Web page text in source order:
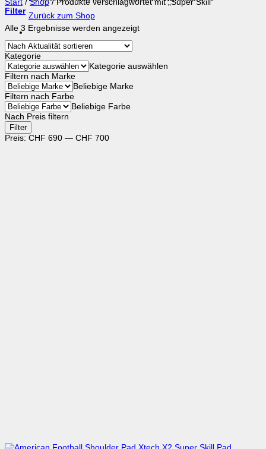
Zurück zum Shop
Start / Shop /Produkte verschlagwortet mit „Super Skill“
Filter
Alle 3 Ergebnisse werden angezeigtNach
Kategorie
Kategorie auswählen
Filtern nach Marke
Beliebige Marke
Filtern nach Farbe
Beliebige Farbe
Nach Preis filtern
Min.
Preis
Max.
Preis
Filter
Preis: CHF 690 — CHF 700